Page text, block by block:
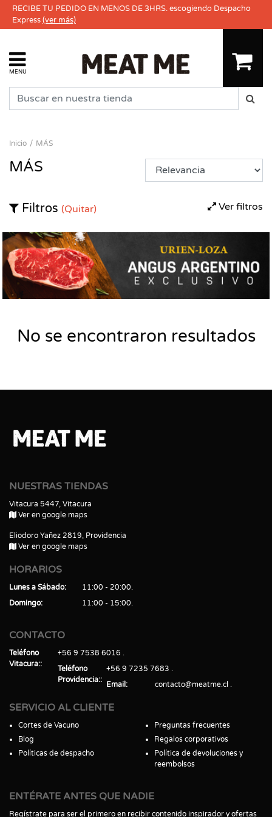
RECIBE TU PEDIDO EN MENOS DE 3HRS. escogiendo Despacho
Express(ver más)
MENU
Inicio MÁS
MÁS
Ver filtros
Filtros (Quitar)
No se encontraron resultados
NUESTRAS TIENDAS
Vitacura 5447, Vitacura
Ver en google maps
Eliodoro Yañez 2819, Providencia
Ver en google maps
HORARIOS
Lunes a Sábado
11:00 - 20:00
Domingo
11:00 - 15:00
CONTACTO
Teléfono
Vitacura:
+56 9 7538 6016
Teléfono
Providencia:
+56 9 7235 7683
Email
contacto@meatme.cl
SERVICIO AL CLIENTE
Cortes de Vacuno
Blog
Políticas de despacho
Preguntas frecuentes
Regalos corporativos
Política de devoluciones y
reembolsos
ENTÉRATE ANTES QUE NADIE
Regístrate para ser el primero en recibir contenido inspirador y ofertas